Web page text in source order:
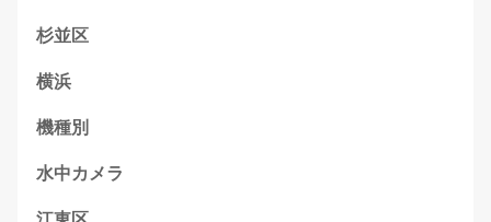
杉並区
横浜
機種別
水中カメラ